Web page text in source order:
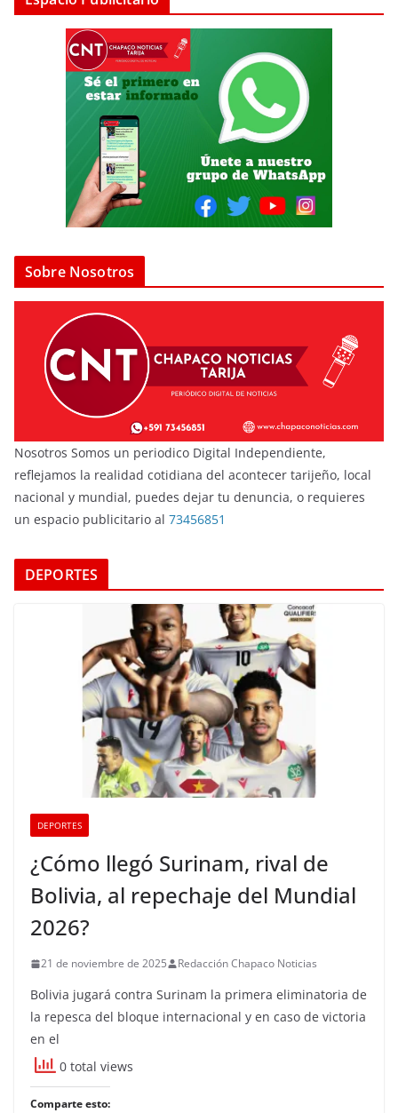
Sobre Nosotros
Nosotros Somos un periodico Digital Independiente,
reflejamos la realidad cotidiana del acontecer tarijeño, local
nacional y mundial, puedes dejar tu denuncia, o requieres
un espacio publicitario al 73456851
DEPORTES
DEPORTES
¿Cómo llegó Surinam, rival de
Bolivia, al repechaje del Mundial
2026?
21 de noviembre de 2025 Redacción Chapaco Noticias
Bolivia jugará contra Surinam la primera eliminatoria de
la repesca del bloque internacional y en caso de victoria
en el
0 total views
Comparte esto: